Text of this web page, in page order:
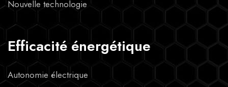
Nouvelle technologie
Efficacité énergétique
Autonomie électrique